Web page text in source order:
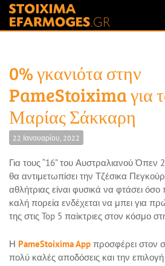
0% γκανιότα στην
PameStoixima για
Μαρίας Σάκκαρη
22 Ιανουαρίου, 2022
Για τους “16” του Αυστραλιανού
θα αντιμετωπίσει την Τζέσικα
αθλήτριας είναι φυσικά να φτάσει όσο
καλή πορεία ενδέχεται να μπει για
της στις Top 5 παίκτριες στον κόσμο
Η PameStoixima App προσφέρει στον
πολύ καλές αποδόσεις και την